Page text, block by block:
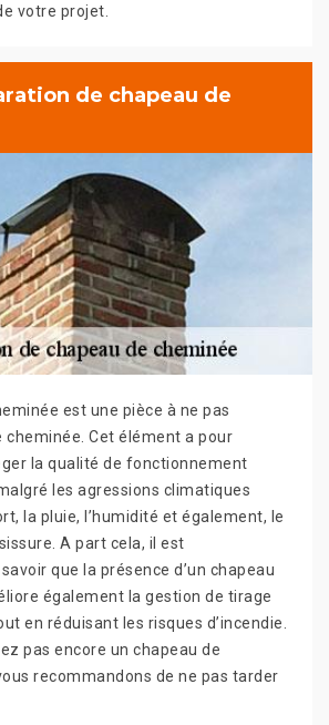
votre projet.
de chapeau de
est une pièce à ne pas
cheminée. Cet élément a pour
la qualité de fonctionnement
les agressions climatiques
la pluie, l’humidité et également, le
A part cela, il est
que la présence d’un chapeau
également la gestion de tirage
en réduisant les risques d’incendie.
pas encore un chapeau de
recommandons de ne pas tarder